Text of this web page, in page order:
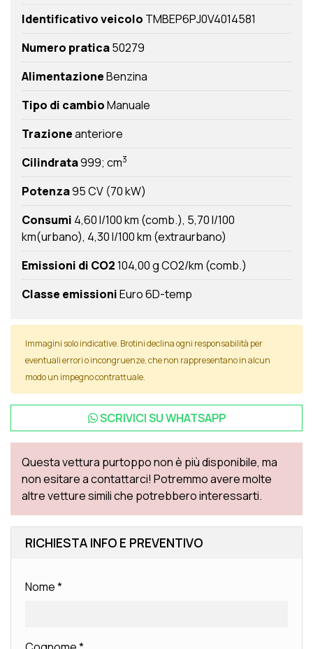
Identificativo veicolo TMBEP6PJ0V4014581
Numero pratica50279
AlimentazioneBenzina
Tipo di cambioManuale
Trazioneanteriore
Cilindrata999; cm3
Potenza95 CV (70 kW)
Consumi 4,60 l/100 km (comb.) 5,70 l/100
km(urbano) 4,30 l/100 km (extraurbano)
Emissioni di CO2104,00 g CO2/km (comb.)
Classe emissioniEuro 6D-temp
Immagini solo indicative. Brotini declina ogni responsabilità per
eventuali errori o incongruenze, che non rappresentano in alcun
modo un impegno contrattuale.
SCRIVICI SUWHATSAPP
Questa vettura purtoppo non è più disponibile, ma
non esitare a contattarci! Potremmo avere molte
altre vetture simili che potrebbero interessarti.
RICHIESTA INFO E PREVENTIVO
Nome*